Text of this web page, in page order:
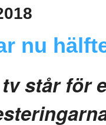
nu
står för